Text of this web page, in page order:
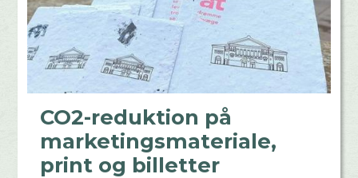
CO2-reduktion på
marketingsmateriale,
print og billetter